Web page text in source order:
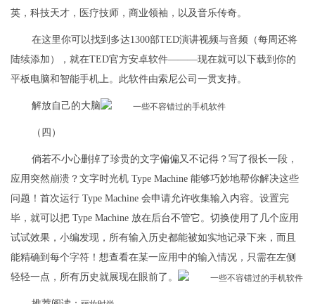
英，科技天才，医疗技师，商业领袖，以及音乐传奇。
在这里你可以找到多达1300部TED演讲视频与音频（每周还将
陆续添加），就在TED官方安卓软件———现在就可以下载到你的
平板电脑和智能手机上。此软件由索尼公司一贯支持。
解放自己的大脑
（四）
倘若不小心删掉了珍贵的文字偏偏又不记得？写了很长一段，
应用突然崩溃？文字时光机 Type Machine 能够巧妙地帮你解决这些
问题！首次运行 Type Machine 会申请允许收集输入内容。设置完
毕，就可以把 Type Machine 放在后台不管它。切换使用了几个应用
试试效果，小编发现，所有输入历史都能被如实地记录下来，而且
能精确到每个字符！想查看在某一应用中的输入情况，只需在左侧
轻轻一点，所有历史就展现在眼前了。